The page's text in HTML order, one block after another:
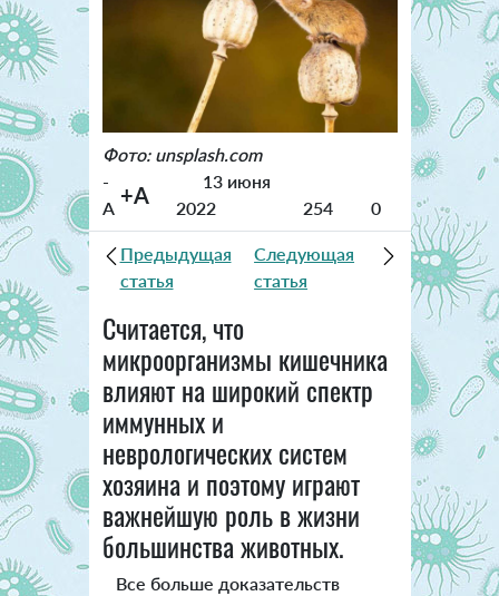
Фото: unsplash.com
-
A +A
13 июня
2022
254 0
Предыдущая
статья
Следующая
статья
Считается, что
микроорганизмы кишечника
влияют на широкий спектр
иммунных и
неврологических систем
хозяина и поэтому играют
важнейшую роль в жизни
большинства животных.
Все больше доказательств